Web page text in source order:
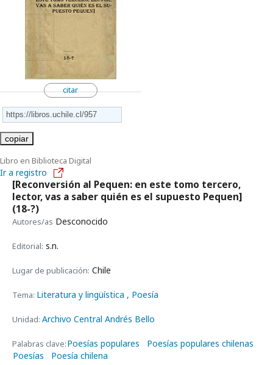
citar
copiar
Libro en Biblioteca Digital
Ir a registro
[Reconversión al Pequen: en este tomo tercero,
lector, vas a saber quién es el supuesto Pequen]
(18-?)
Autores/as Desconocido
Editorial: s.n.
Lugar de publicación: Chile
Tema: Literatura y lingüística , Poesía
Unidad: Archivo Central Andrés Bello
Palabras clave:Poesías populares
Poesías populares chilenas
Poesías
Poesía chilena